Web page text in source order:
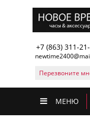
+7 (863) 311-
Перезвоните
МЕНЮ